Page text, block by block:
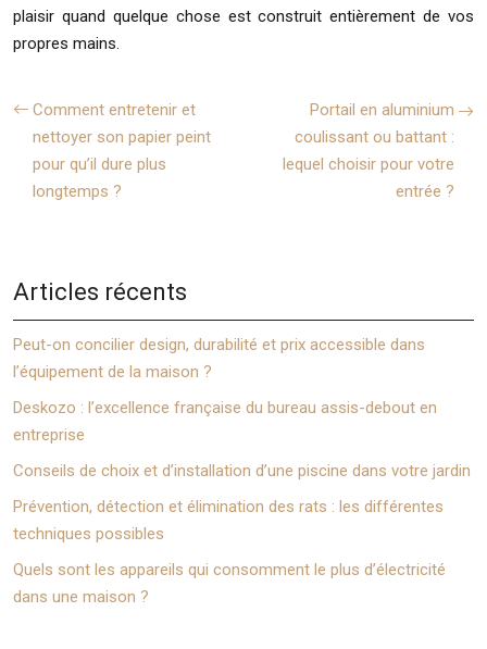
plaisir quand quelque chose est construit entièrement de vos
propres mains.
Comment entretenir et
nettoyer son papier peint
pour qu’il dure plus
longtemps ?
Portail en aluminium
coulissant ou battant :
lequel choisir pour votre
entrée ?
Articles récents
Peut-on concilier design, durabilité et prix accessible dans
l’équipement de la maison ?
Deskozo : l’excellence française du bureau assis-debout en
entreprise
Conseils de choix et d’installation d’une piscine dans votre jardin
Prévention, détection et élimination des rats : les différentes
techniques possibles
Quels sont les appareils qui consomment le plus d’électricité
dans une maison ?